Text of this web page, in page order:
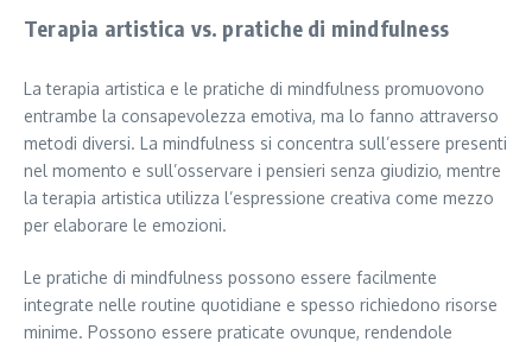
Terapia artistica vs. pratiche di mindfulness
La terapia artistica e le pratiche di mindfulness promuovono
entrambe la consapevolezza emotiva, ma lo fanno attraverso
metodi diversi. La mindfulness si concentra sull’essere presenti
nel momento e sull’osservare i pensieri senza giudizio, mentre
la terapia artistica utilizza l’espressione creativa come mezzo
per elaborare le emozioni.
Le pratiche di mindfulness possono essere facilmente
integrate nelle routine quotidiane e spesso richiedono risorse
minime. Possono essere praticate ovunque, rendendole